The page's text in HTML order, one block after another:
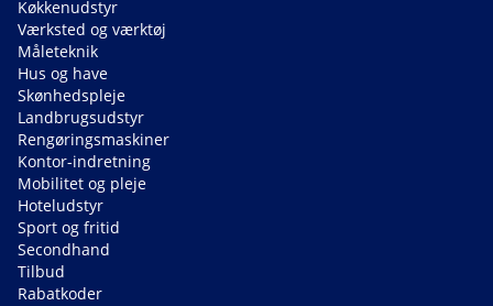
Køkkenudstyr
Værksted og værktøj
Måleteknik
Hus og have
Skønhedspleje
Landbrugsudstyr
Rengøringsmaskiner
Kontor-indretning
Mobilitet og pleje
Hoteludstyr
Sport og fritid
Secondhand
Tilbud
Rabatkoder